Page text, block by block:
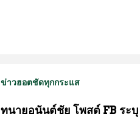
ข่าวฮอตชัดทุกกระแส
ทนายอนันต์ชัย โพสต์ FB ระบุ